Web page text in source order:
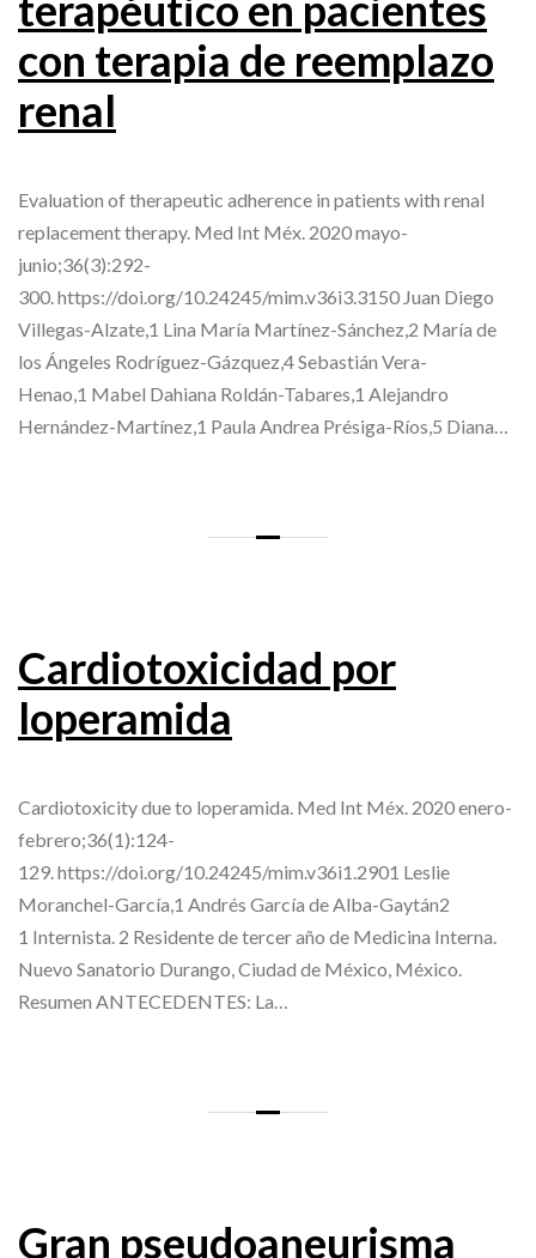
con terapia de reemplazo
renal
Evaluation of therapeutic adherence in patients with renal
replacement therapy. Med Int Méx. 2020 mayo-
junio;36(3):292-
300. https://doi.org/10.24245/mim.v36i3.3150 Juan Diego
Villegas-Alzate,1 Lina María Martínez-Sánchez,2 María de
los Ángeles Rodríguez-Gázquez,4 Sebastián Vera-
Henao,1 Mabel Dahiana Roldán-Tabares,1 Alejandro
Hernández-Martínez,1 Paula Andrea Présiga-Ríos,5 Diana…
Cardiotoxicidad por
loperamida
Cardiotoxicity due to loperamida. Med Int Méx. 2020 enero-
febrero;36(1):124-
129. https://doi.org/10.24245/mim.v36i1.2901 Leslie
Moranchel-García,1 Andrés García de Alba-Gaytán2
1 Internista. 2 Residente de tercer año de Medicina Interna.
Nuevo Sanatorio Durango, Ciudad de México, México.
Resumen ANTECEDENTES: La…
Gran pseudoaneurisma